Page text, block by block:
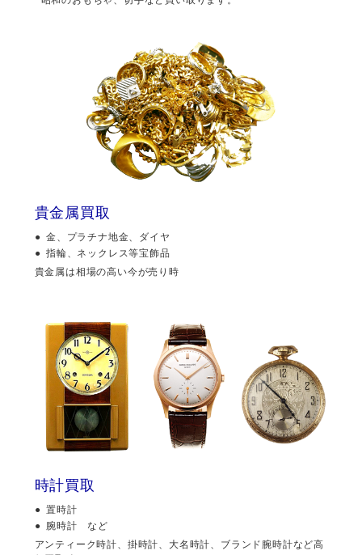
貴金属買取
金、プラチナ地金、ダイヤ
指輪、ネックレス等宝飾品
貴金属は相場の高い今が売り時
時計買取
置時計
腕時計 など
アンティーク時計、掛時計、大名時計、ブランド腕時計など高